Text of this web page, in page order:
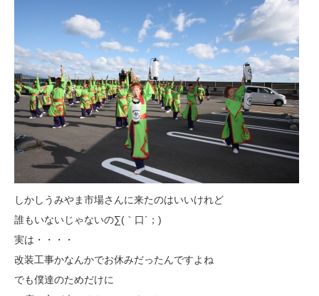
しかしうみやま市場さんに来たのはいいけれど
誰もいないじゃないの∑(｀口´；)
実は・・・・
改装工事かなんかでお休みだったんですよね
でも僕達のためだけに